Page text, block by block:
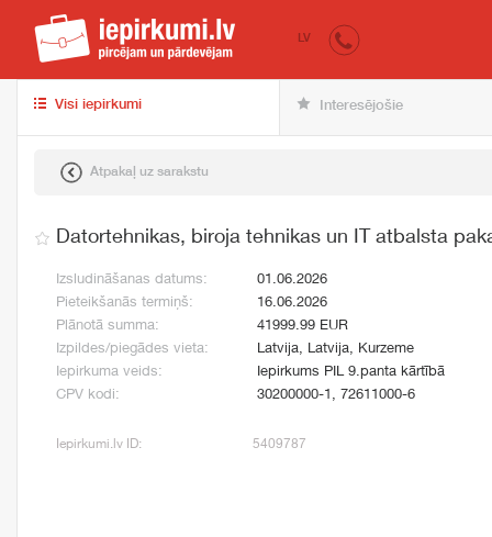
iepirkumi.lv
LV
Visi iepirkumi Interesējošie
Atpakaļ uz sarakstu
Datortehnikas, biroja tehnikas un IT atbalsta
Izsludināšanas datums:
01.06.2026
Pieteikšanās termiņš:
16.06.2026
Plānotā summa:
41999.99 EUR
Izpildes/piegādes vieta:
Latvija, Latvija, Kurzeme
Iepirkuma veids:
Iepirkums PIL 9.panta kārtībā
CPV kodi:
30200000-1, 72611000-6
Iepirkumi.lv ID: 5409787